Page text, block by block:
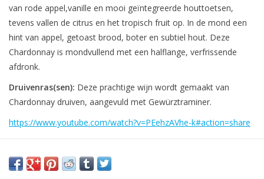
van rode appel,vanille en mooi geïntegreerde houttoetsen,
tevens vallen de citrus en het tropisch fruit op. In de mond een
hint van appel, getoast brood, boter en subtiel hout. Deze
Chardonnay is mondvullend met een halflange, verfrissende
afdronk.
Druivenras(sen): Deze prachtige wijn wordt gemaakt van
Chardonnay druiven, aangevuld met Gewürztraminer.
https://www.youtube.com/watch?v=PEehzAVhe-k#action=share